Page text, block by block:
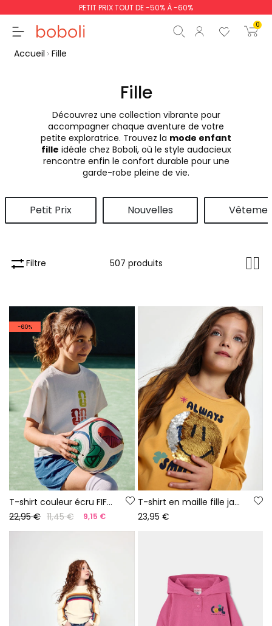
PETIT PRIX TOUT DE -50% À -60%
0
0,00 €
poursuit Commencer la
Accueil Fille
Fille
Découvrez une collection vibrante pour
accompagner chaque aventure de votre
petite exploratrice. Trouvez la mode enfant
fille idéale chez Boboli, où le style audacieux
rencontre enfin le confort durable pour une
garde-robe pleine de vie.
Petit Prix Nouvelles
Filtre 507 produits
-60%
T-shirt couleur écru FIFA WORLD CUP 2026© X Boboli
22,95 € 11,45 € 9,15 €
T-shirt en maille fille jaune avec sequins smiley
23,95 €